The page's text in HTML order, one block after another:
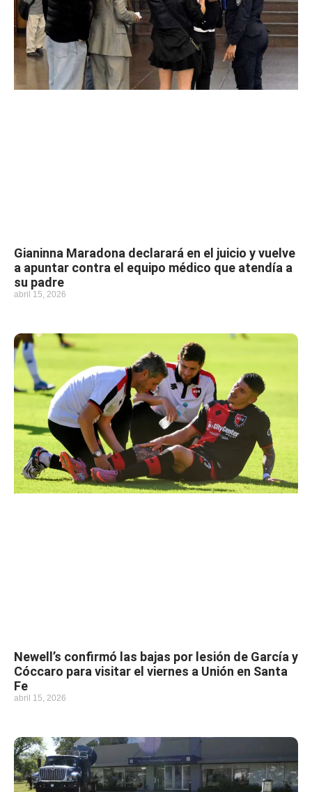
Gianinna Maradona declarará en el juicio y vuelve
a apuntar contra el equipo médico que atendía a
su padre
abril 15, 2026
Newell’s confirmó las bajas por lesión de García y
Cóccaro para visitar el viernes a Unión en Santa
Fe
abril 15, 2026